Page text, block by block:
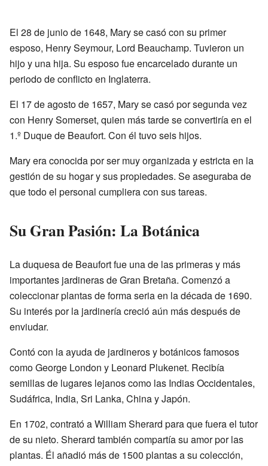
El 28 de junio de 1648, Mary se casó con su primer
esposo, Henry Seymour, Lord Beauchamp. Tuvieron un
hijo y una hija. Su esposo fue encarcelado durante un
periodo de conflicto en Inglaterra.
El 17 de agosto de 1657, Mary se casó por segunda vez
con Henry Somerset, quien más tarde se convertiría en el
1.º Duque de Beaufort. Con él tuvo seis hijos.
Mary era conocida por ser muy organizada y estricta en la
gestión de su hogar y sus propiedades. Se aseguraba de
que todo el personal cumpliera con sus tareas.
Su Gran Pasión: La Botánica
La duquesa de Beaufort fue una de las primeras y más
importantes jardineras de Gran Bretaña. Comenzó a
coleccionar plantas de forma seria en la década de 1690.
Su interés por la jardinería creció aún más después de
enviudar.
Contó con la ayuda de jardineros y botánicos famosos
como George London y Leonard Plukenet. Recibía
semillas de lugares lejanos como las Indias Occidentales,
Sudáfrica, India, Sri Lanka, China y Japón.
En 1702, contrató a William Sherard para que fuera el tutor
de su nieto. Sherard también compartía su amor por las
plantas. Él añadió más de 1500 plantas a su colección,